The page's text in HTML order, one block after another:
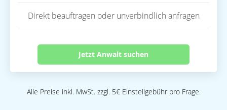
Direkt beauftragen oder unverbindlich anfragen
Jetzt Anwalt suchen
Alle Preise inkl. MwSt. zzgl. 5€ Einstellgebühr pro Frage.